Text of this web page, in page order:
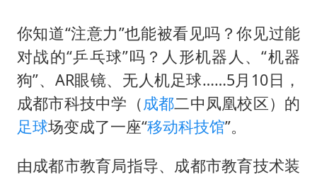
上门女婿出轨女邻居多年被判重婚罪
韩军前线部队连曝丑闻
女子发现前夫婚内与第三者育子
《龙餐馆》 冲奖
构建更高水平的全民健身公共服务体系
你知道“注意力”也能被看见吗？你见过能
对战的“乒乓球”吗？人形机器人、“机器
狗”、AR眼镜、无人机足球……5月10日，
成都市科技中学（成都二中凤凰校区）的
足球场变成了一座“移动科技馆”。
由成都市教育局指导、成都市教育技术装